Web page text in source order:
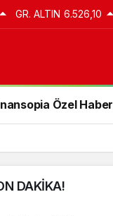
GR. ALTIN 6.526,10
Özel Haber
DAKİKA!